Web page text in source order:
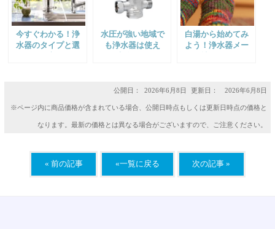
今すぐわかる！浄
水器のタイプと選
水圧が強い地域で
も浄水器は使え
白湯から始めてみ
よう！浄水器メー
公開日： 2026年6月8日 更新日： 2026年6月8日
※ページ内に商品価格が含まれている場合、公開日時点もしくは更新日時点の価格と
なります。最新の価格とは異なる場合がございますので、ご注意ください。
« 前の記事 «一覧に戻る 次の記事 »